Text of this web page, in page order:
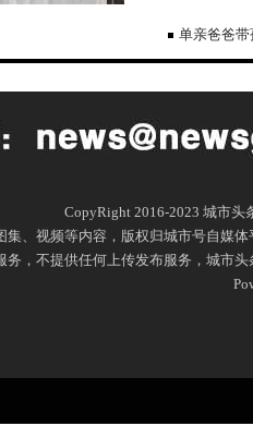
子娶美娇妻
单亲爸爸
CopyRight 2016-2023 城市头
集、视频等内容，版权归城市号自媒
，不提供任何上传发布服务，城市